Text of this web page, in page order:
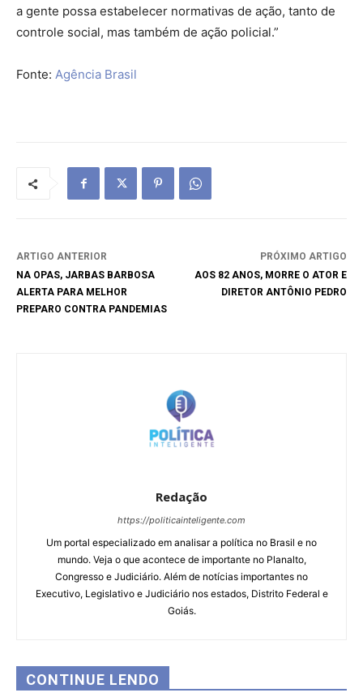
a gente possa estabelecer normativas de ação, tanto de
controle social, mas também de ação policial.”
Fonte: Agência Brasil
ARTIGO ANTERIOR
NA OPAS, JARBAS BARBOSA
ALERTA PARA MELHOR
PREPARO CONTRA PANDEMIAS
PRÓXIMO ARTIGO
AOS 82 ANOS, MORRE O ATOR E
DIRETOR ANTÔNIO PEDRO
Redação
https://politicainteligente.com
Um portal especializado em analisar a política no Brasil e no
mundo. Veja o que acontece de importante no Planalto,
Congresso e Judiciário. Além de notícias importantes no
Executivo, Legislativo e Judiciário nos estados, Distrito Federal e
Goiás.
CONTINUE LENDO